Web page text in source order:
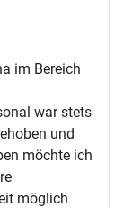
im Bereich
war stets
und
möchte ich
möglich